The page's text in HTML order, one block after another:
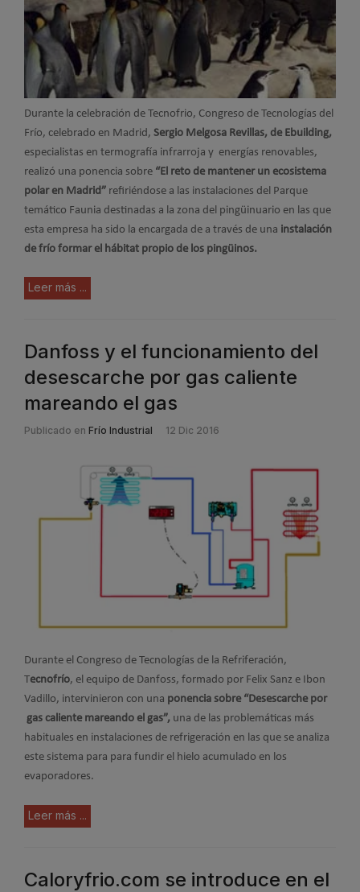
Durante la celebración de Tecnofrio, Congreso de Tecnologías del
Frío, celebrado en Madrid, Sergio Melgosa Revillas, de Ebuilding,
especialistas en termografía infrarroja y energías renovables,
realizó una ponencia sobre “El reto de mantener un ecosistema
polar en Madrid” refiriéndose a las instalaciones del Parque
temático Faunia destinadas a la zona del pingüinuario en las que
esta empresa ha sido la encargada de a través de una instalación
de frío formar el hábitat propio de los pingüinos.
Leer más ...
Danfoss y el funcionamiento del
desescarche por gas caliente
mareando el gas
Publicado en Frío Industrial 12 Dic 2016
Durante el Congreso de Tecnologías de la Refriferación,
Tecnofrío, el equipo de Danfoss, formado por Felix Sanz e Ibon
Vadillo, intervinieron con una ponencia sobre “Desescarche por
gas caliente mareando el gas”, una de las problemáticas más
habituales en instalaciones de refrigeración en las que se analiza
este sistema para para fundir el hielo acumulado en los
evaporadores.
Leer más ...
Caloryfrio.com se introduce en el